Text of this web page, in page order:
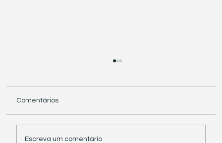
Comentários
Escreva um comentário